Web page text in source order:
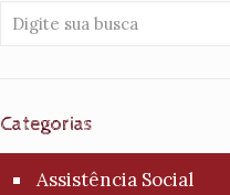
Categorias
Assistência Social